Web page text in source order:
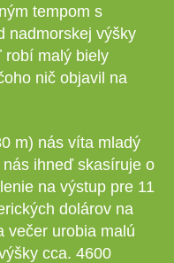
tempom s
nadmorskej výšky
robí malý biely
nič objavil na
m) nás víta mladý
ihneď skasíruje o
na výstup pre 11
dolárov na
večer urobia malú
cca. 4600